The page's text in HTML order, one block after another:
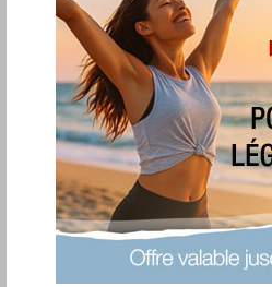
Quizz: 10
pas grossir
publié le 10/11/2009 à 11:25
j'ai fait 7/10
10
font pas